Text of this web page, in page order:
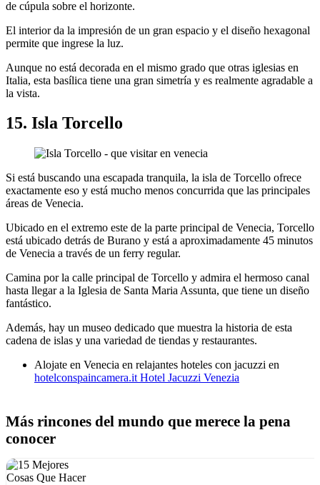
de cúpula sobre el horizonte.
El interior da la impresión de un gran espacio y el diseño hexagonal
permite que ingrese la luz.
Aunque no está decorada en el mismo grado que otras iglesias en
Italia, esta basílica tiene una gran simetría y es realmente agradable a
la vista.
15. Isla Torcello
Si está buscando una escapada tranquila, la isla de Torcello ofrece
exactamente eso y está mucho menos concurrida que las principales
áreas de Venecia.
Ubicado en el extremo este de la parte principal de Venecia, Torcello
está ubicado detrás de Burano y está a aproximadamente 45 minutos
de Venecia a través de un ferry regular.
Camina por la calle principal de Torcello y admira el hermoso canal
hasta llegar a la Iglesia de Santa Maria Assunta, que tiene un diseño
fantástico.
Además, hay un museo dedicado que muestra la historia de esta
cadena de islas y una variedad de tiendas y restaurantes.
Alojate en Venecia en relajantes hoteles con jacuzzi en
hotelconspaincamera.it Hotel Jacuzzi Venezia
Más rincones del mundo que merece la pena
conocer